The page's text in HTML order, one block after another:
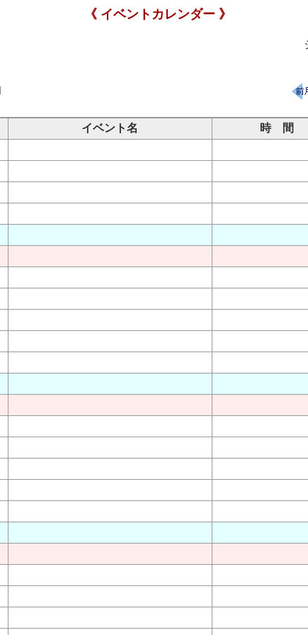
《 イベントカレンダー 》
イベント名 時 間